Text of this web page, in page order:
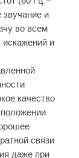
звучание и
во всем
искажений и
качество
связи
даже при